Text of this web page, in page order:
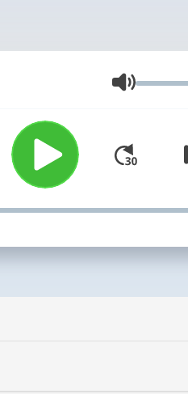
Volumen